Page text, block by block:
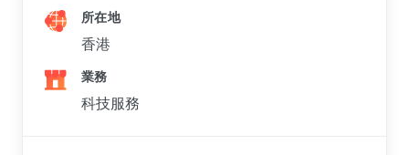
所在地
香港
業務
科技服務